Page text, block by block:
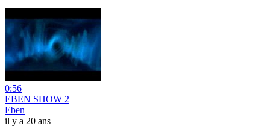
0:56
EBEN SHOW 2
Eben
il y a 20 ans